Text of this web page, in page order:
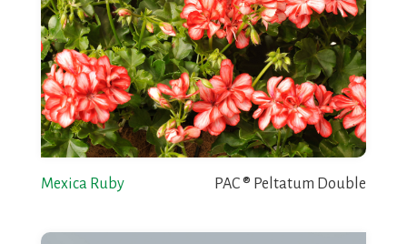
Mexica Ruby PAC ® Peltatum Double